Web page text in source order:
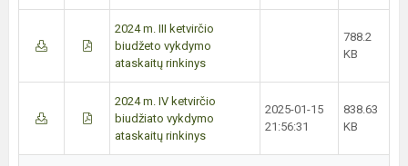
2024 m. III ketvirčio
biudžeto vykdymo
ataskaitų rinkinys
788.2
KB
2024 m. IV ketvirčio
biudžiato vykdymo
ataskaitų rinkinys
2025-01-15
21:56:31
838.63
KB